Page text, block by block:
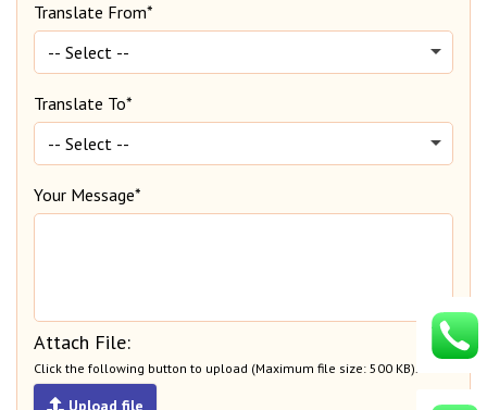
Translate From*
Translate To*
Your Message*
Attach File:
Click the following button to upload (Maximum file size: 500 KB).
Upload file